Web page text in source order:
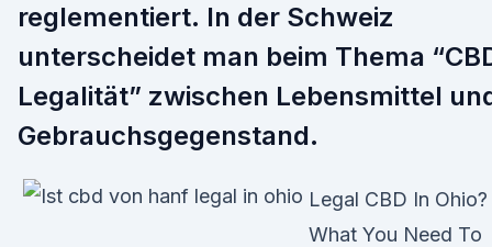
reglementiert. In der Schweiz
unterscheidet man beim Thema
Legalität” zwischen Lebensmittel
Gebrauchsgegenstand.
Legal CBD In Ohio?
What You Need To